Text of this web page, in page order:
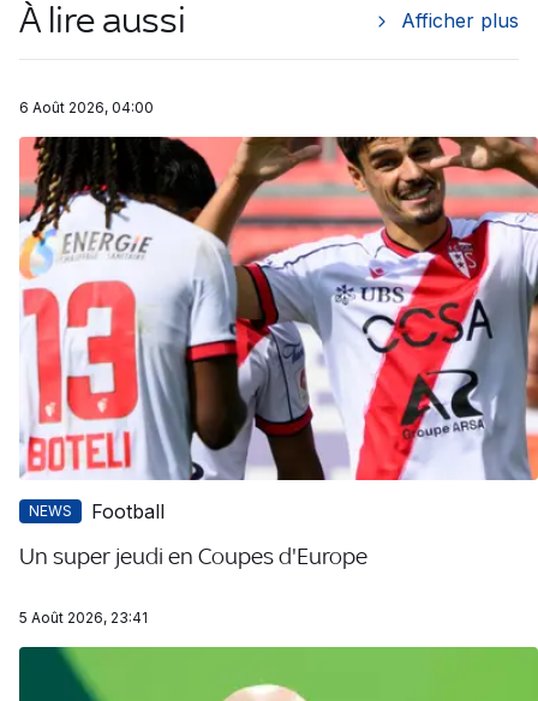
À lire aussi Afficher plus
6 Août 2026, 04:00
NEWS Football
Un super jeudi en Coupes d'Europe
5 Août 2026, 23:41